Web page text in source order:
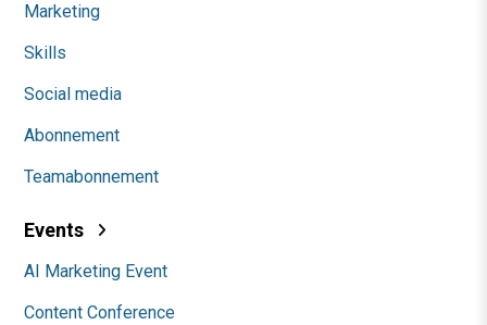
Marketing
Skills
Social media
Abonnement
Teamabonnement
Events
AI Marketing Event
Content Conference